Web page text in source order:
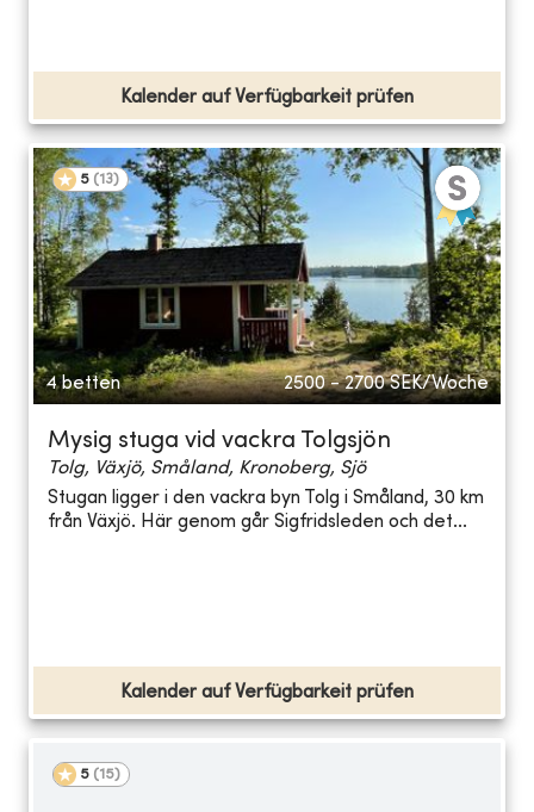
Kalender auf Verfügbarkeit prüfen
5 (13)
4 betten 2500 - 2700 SEK/Woche
Mysig stuga vid vackra Tolgsjön
Tolg, Växjö, Småland, Kronoberg, Sjö
Stugan ligger i den vackra byn Tolg i Småland, 30 km
från Växjö. Här genom går Sigfridsleden och det...
Kalender auf Verfügbarkeit prüfen
5 (15)